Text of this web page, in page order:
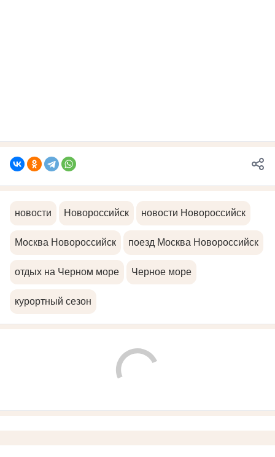
новости Новороссийск новости Новороссийск
Москва Новороссийск поезд Москва Новороссийск
отдых на Черном море Черное море
курортный сезон